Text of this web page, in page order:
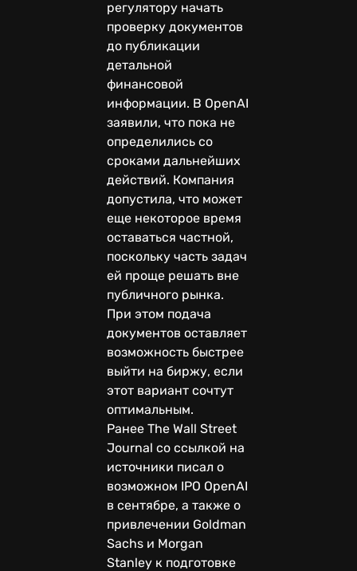
регулятору начать
проверку документов
до публикации
детальной
финансовой
информации. В OpenAI
заявили, что пока не
определились со
сроками дальнейших
действий. Компания
допустила, что может
еще некоторое время
оставаться частной,
поскольку часть задач
ей проще решать вне
публичного рынка.
При этом подача
документов оставляет
возможность быстрее
выйти на биржу, если
этот вариант сочтут
оптимальным.
Ранее The Wall Street
Journal со ссылкой на
источники писал о
возможном IPO OpenAI
в сентябре, а также о
привлечении Goldman
Sachs и Morgan
Stanley к подготовке